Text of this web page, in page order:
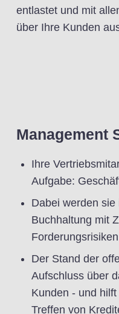
entlastet und mit
über Ihre Kunden
Management
Ihre
Aufgabe:
Dabei werden
Buchhaltung mit
Der Stand der
Aufschluss über
Kunden - und
Treffen von